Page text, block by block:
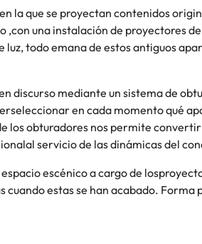
la que se proyectan contenidos
una instalación de proyectores
luz, todo emana de estos antiguos
discurso mediante un sistema de
en cada momento qué
los obturadores nos permite
servicio de las dinámicas del
escénico a cargo de
cuando estas se han acabado. Forma